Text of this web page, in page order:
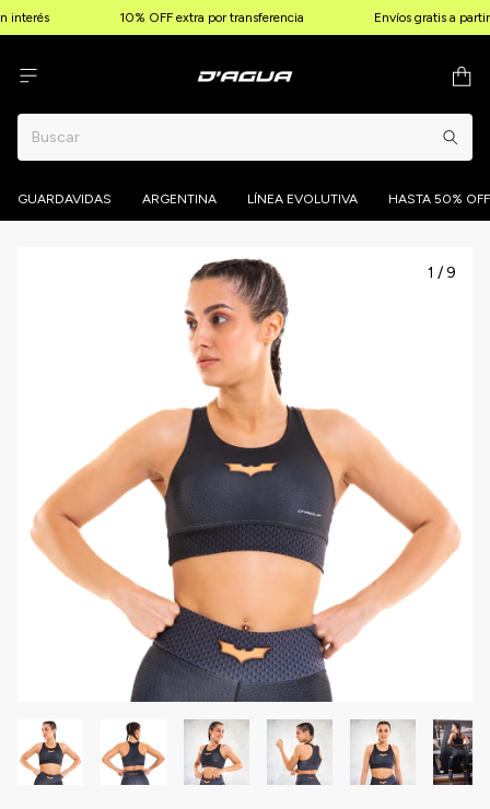
10% OFF extra por transferencia Envíos gratis a
GUARDAVIDAS ARGENTINA LÍNEA EVOLUTIVA HASTA 50% OFF
1 /9